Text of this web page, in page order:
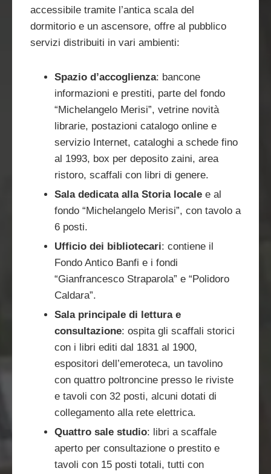
accessibile tramite l’antica scala del
dormitorio e un ascensore, offre al pubblico
servizi distribuiti in vari ambienti:
Spazio d’accoglienza: bancone
informazioni e prestiti, parte del fondo
“Michelangelo Merisi”, vetrine novità
librarie, postazioni catalogo online e
servizio Internet, cataloghi a schede fino
al 1993, box per deposito zaini, area
ristoro, scaffali con libri di genere.
Sala dedicata alla Storia locale e al
fondo “Michelangelo Merisi”, con tavolo a
6 posti.
Ufficio dei bibliotecari: contiene il
Fondo Antico Banfi e i fondi
“Gianfrancesco Straparola” e “Polidoro
Caldara”.
Sala principale di lettura e
consultazione: ospita gli scaffali storici
con i libri editi dal 1831 al 1900,
espositori dell’emeroteca, un tavolino
con quattro poltroncine presso le riviste
e tavoli con 32 posti, alcuni dotati di
collegamento alla rete elettrica.
Quattro sale studio: libri a scaffale
aperto per consultazione o prestito e
tavoli con 15 posti totali, tutti con